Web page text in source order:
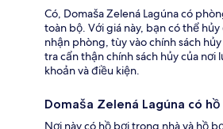
Có, Domaša Zelená Lagúna có
toàn bộ. Với giá này, bạn có thể
nhận phòng, tùy vào chính sách
tra cẩn thận chính sách hủy của nơi
khoản và điều kiện.
Domaša Zelená Lagúna có
Nơi này có hồ bơi trong nhà và hồ